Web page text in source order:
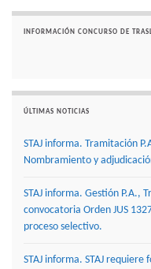
INFORMACIÓN CONCURSO DE
ÚLTIMAS NOTICIAS
STAJ informa. Tramitación
Nombramiento y
STAJ informa. Gestión P.A.,
convocatoria Orden JUS
proceso selectivo.
STAJ informa. STAJ